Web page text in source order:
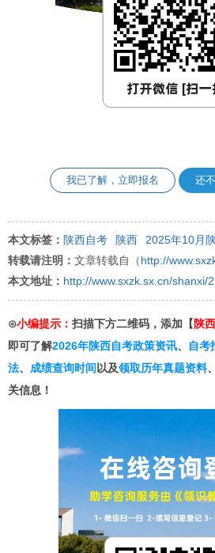
我已了解，立即报名 还
本文标签： 陕西自考 陕西
2025年10月
转载请注明： 文章转载自（ http://
本文地址： http://www.sxzk.sx.cn/shanxi/
⊙小编提示： 扫描下方二维码，添加【 陕
即可了解2026年陕西自考政策资讯、 自考
法、 成绩查询时间以及领取历年真题资料、
关信息！